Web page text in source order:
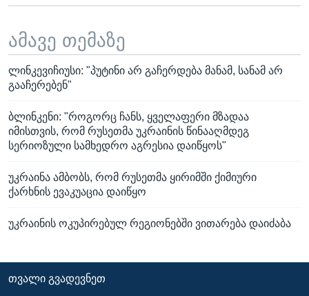
ამავე თემაზე
ლინკევიჩიუსი: "პუტინი არ გაჩერდება მანამ, სანამ არ
გააჩერებენ"
ბლინკენი: "როგორც ჩანს, ყველაფერი მზადაა
იმისთვის, რომ რუსეთმა უკრაინის წინააღმდეგ
სერიოზული სამხედრო აგრესია დაიწყოს"
უკრაინა ამბობს, რომ რუსეთმა ყირიმში ქიმიური
ქარხნის ევაკუაცია დაიწყო
უკრაინის ოკუპირებულ რეგიონებში ვითარება დაიძაბა
ᲗᲕᲐᲚᲘ ᲒᲕᲐᲓᲔᲕᲜᲔᲗ